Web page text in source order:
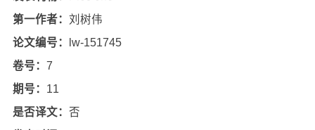
第一作者： 刘树伟
论文编号：
lw-151745
卷号： 7
期号： 11
是否译文： 否